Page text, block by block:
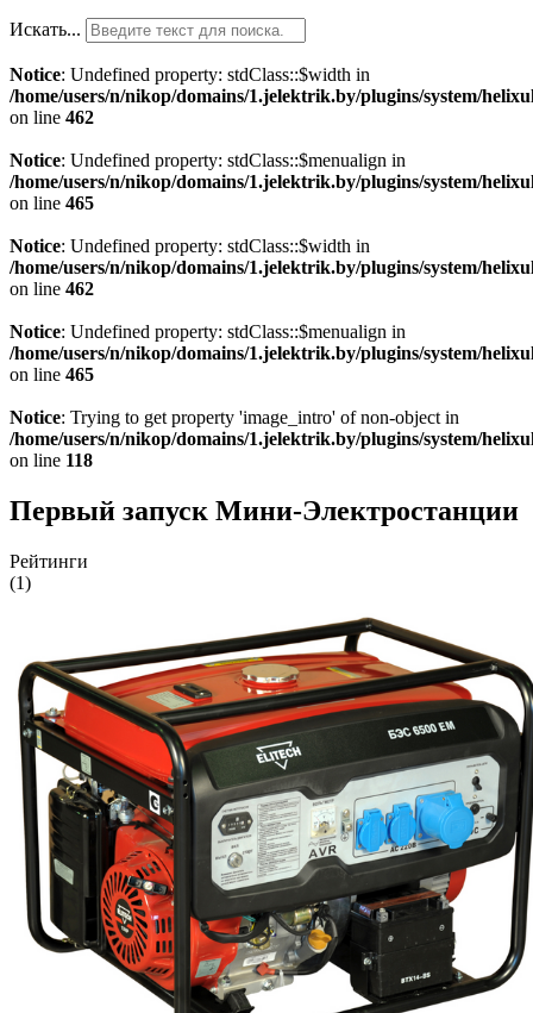
Искать...
Notice: Undefined property: stdClass::$width in
/home/users/n/nikop/domains/1.jelektrik.by/plugins/system/
on line 462
Notice: Undefined property: stdClass::$menualign in
/home/users/n/nikop/domains/1.jelektrik.by/plugins/system/
on line 465
Notice: Undefined property: stdClass::$width in
/home/users/n/nikop/domains/1.jelektrik.by/plugins/system/
on line 462
Notice: Undefined property: stdClass::$menualign in
/home/users/n/nikop/domains/1.jelektrik.by/plugins/system/
on line 465
Notice: Trying to get property 'image_intro' of non-object in
/home/users/n/nikop/domains/1.jelektrik.by/plugins/system/
on line 118
Первый запуск Мини-Электростанции
Рейтинги
(1)